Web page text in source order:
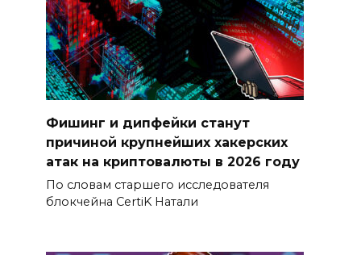
Фишинг и дипфейки станут
причиной крупнейших хакерских
атак на криптовалюты в 2026 году
По словам старшего исследователя
блокчейна CertiK Натали